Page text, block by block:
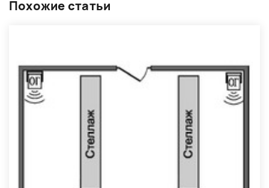
Похожие статьи